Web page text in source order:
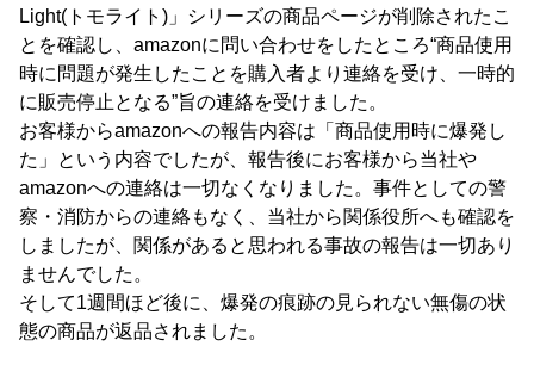
Light(トモライト)」シリーズの商品ページが削除されたこ
とを確認し、amazonに問い合わせをしたところ“商品使用
時に問題が発生したことを購入者より連絡を受け、一時的
に販売停止となる”旨の連絡を受けました。
お客様からamazonへの報告内容は「商品使用時に爆発し
た」という内容でしたが、報告後にお客様から当社や
amazonへの連絡は一切なくなりました。事件としての警
察・消防からの連絡もなく、当社から関係役所へも確認を
しましたが、関係があると思われる事故の報告は一切あり
ませんでした。
そして1週間ほど後に、爆発の痕跡の見られない無傷の状
態の商品が返品されました。